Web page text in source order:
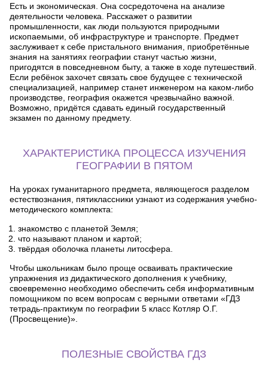
Есть и экономическая. Она сосредоточена на анализе
деятельности человека. Расскажет о развитии
промышленности, как люди пользуются природными
ископаемыми, об инфраструктуре и транспорте. Предмет
заслуживает к себе пристального внимания, приобретённые
знания на занятиях географии станут частью жизни,
пригодятся в повседневном быту, а также в ходе путешествий.
Если ребёнок захочет связать свое будущее с технической
специализацией, например станет инженером на каком-либо
производстве, география окажется чрезвычайно важной.
Возможно, придётся сдавать единый государственный
экзамен по данному предмету.
ХАРАКТЕРИСТИКА ПРОЦЕССА ИЗУЧЕНИЯ
ГЕОГРАФИИ В ПЯТОМ
На уроках гуманитарного предмета, являющегося разделом
естествознания, пятиклассники узнают из содержания учебно-
методического комплекта:
знакомство с планетой Земля;
что называют планом и картой;
твёрдая оболочка планеты литосфера.
Чтобы школьникам было проще осваивать практические
упражнения из дидактического дополнения к учебнику,
своевременно необходимо обеспечить себя информативным
помощником по всем вопросам с верными ответами «ГДЗ
тетрадь-практикум по географии 5 класс Котляр О.Г.
(Просвещение)».
ПОЛЕЗНЫЕ СВОЙСТВА ГДЗ